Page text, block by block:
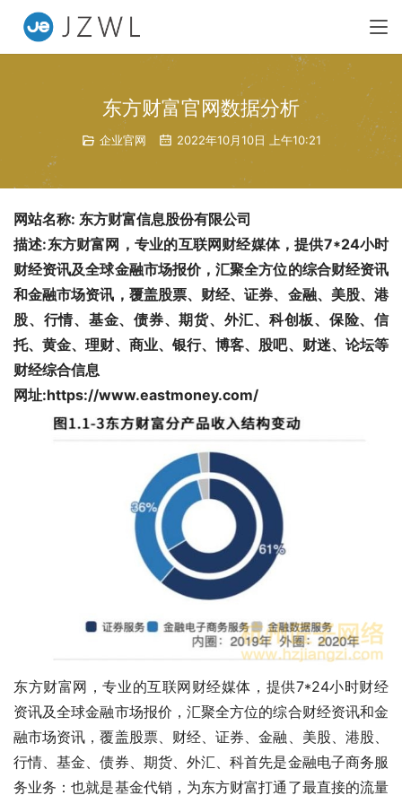
东方财富官网数据分析
企业官网 2022年10月10日 上午10:21
网站名称: 东方财富信息股份有限公司
描述:东方财富网，专业的互联网财经媒体，提供7*24小时
财经资讯及全球金融市场报价，汇聚全方位的综合财经资讯
和金融市场资讯，覆盖股票、财经、证券、金融、美股、港
股、行情、基金、债券、期货、外汇、科创板、保险、信
托、黄金、理财、商业、银行、博客、股吧、财迷、论坛等
财经综合信息
网址:https://www.eastmoney.com/
东方财富网，专业的互联网财经媒体，提供7*24小时财经
资讯及全球金融市场报价，汇聚全方位的综合财经资讯和金
融市场资讯，覆盖股票、财经、证券、金融、美股、港股、
行情、基金、债券、期货、外汇、科首先是金融电子商务服
务业务：也就是基金代销，为东方财富打通了最直接的流量